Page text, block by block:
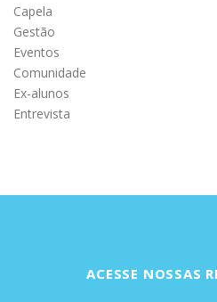
Capela
Gestão
Eventos
Comunidade
Ex-alunos
Entrevista
ACESSE NOSSAS